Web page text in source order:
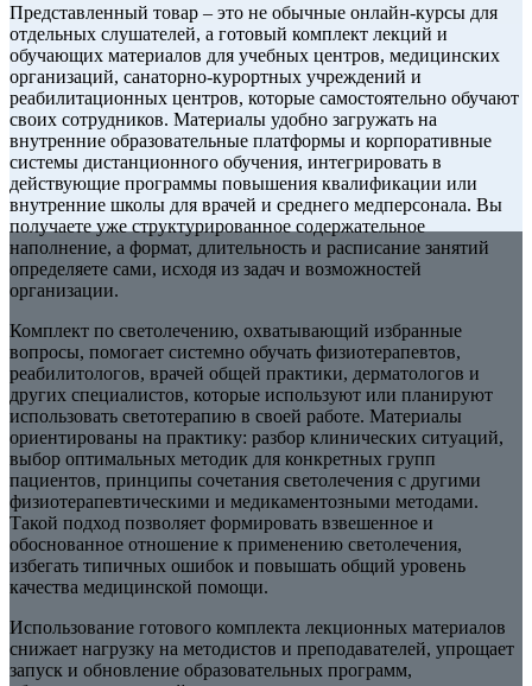
Представленный товар – это не обычные онлайн-курсы для
отдельных слушателей, а готовый комплект лекций и
обучающих материалов для учебных центров, медицинских
организаций, санаторно-курортных учреждений и
реабилитационных центров, которые самостоятельно обучают
своих сотрудников. Материалы удобно загружать на
внутренние образовательные платформы и корпоративные
системы дистанционного обучения, интегрировать в
действующие программы повышения квалификации или
внутренние школы для врачей и среднего медперсонала. Вы
получаете уже структурированное содержательное
наполнение, а формат, длительность и расписание занятий
определяете сами, исходя из задач и возможностей
организации.
Комплект по светолечению, охватывающий избранные
вопросы, помогает системно обучать физиотерапевтов,
реабилитологов, врачей общей практики, дерматологов и
других специалистов, которые используют или планируют
использовать светотерапию в своей работе. Материалы
ориентированы на практику: разбор клинических ситуаций,
выбор оптимальных методик для конкретных групп
пациентов, принципы сочетания светолечения с другими
физиотерапевтическими и медикаментозными методами.
Такой подход позволяет формировать взвешенное и
обоснованное отношение к применению светолечения,
избегать типичных ошибок и повышать общий уровень
качества медицинской помощи.
Использование готового комплекта лекционных материалов
снижает нагрузку на методистов и преподавателей, упрощает
запуск и обновление образовательных программ,